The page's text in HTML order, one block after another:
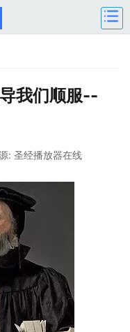
我们顺服--
: 圣经播放器在线